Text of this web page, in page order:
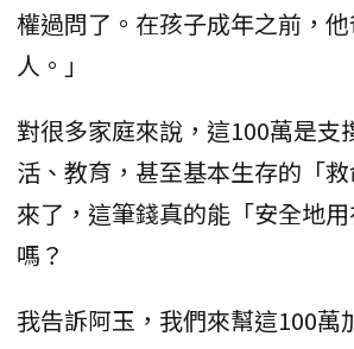
權過問了。在孩子成年之前，
人。」
對很多家庭來說，這100萬是支
活、教育，甚至基本生存的「
來了，這筆錢真的能「安全地用
嗎？
我告訴阿玉，我們來幫這100萬